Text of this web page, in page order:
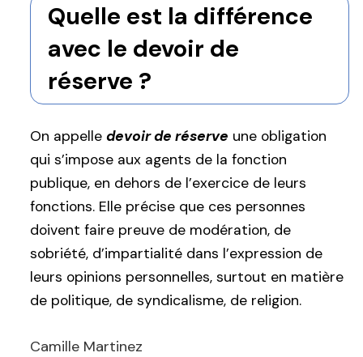
Quelle est la différence
avec le devoir de
réserve ?
On appelle devoir de réserve une obligation
qui s’impose aux agents de la fonction
publique, en dehors de l’exercice de leurs
fonctions. Elle précise que ces personnes
doivent faire preuve de modération, de
sobriété, d’impartialité dans l’expression de
leurs opinions personnelles, surtout en matière
de politique, de syndicalisme, de religion.
Camille Martinez